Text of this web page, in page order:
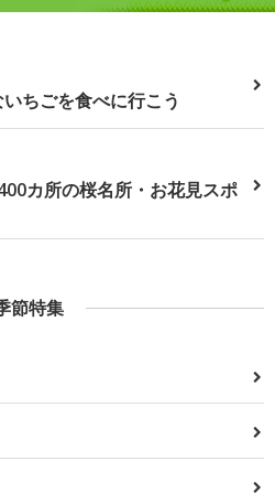
ちごを食べに行こう
カ所の桜名所・お花見スポ
節特集